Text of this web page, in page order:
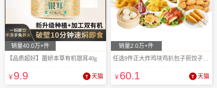
销量40.0万+件
【品质超好】菌妍本草有机银耳40g
¥9.9 天猫
销量2.0万+件
任选9件正大炸鸡块鸡扒包子煎饺子空气炸锅
¥60.1 天猫